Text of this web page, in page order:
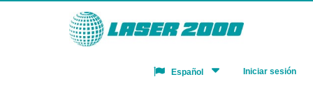
Iniciar sesión
Español